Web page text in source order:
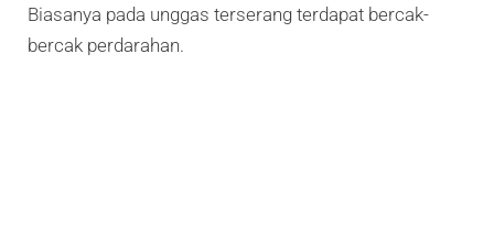
Biasanya pada unggas terserang terdapat bercak-
bercak perdarahan.